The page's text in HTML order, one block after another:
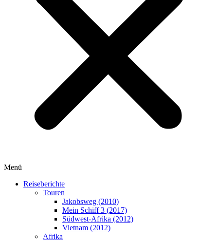
Menü
Reiseberichte
Touren
Jakobsweg (2010)
Mein Schiff 3 (2017)
Südwest-Afrika (2012)
Vietnam (2012)
Afrika